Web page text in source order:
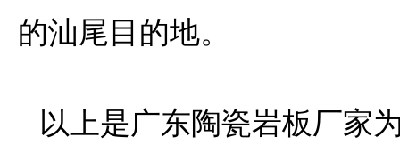
的汕尾目的地。
以上是广东陶瓷岩板厂家